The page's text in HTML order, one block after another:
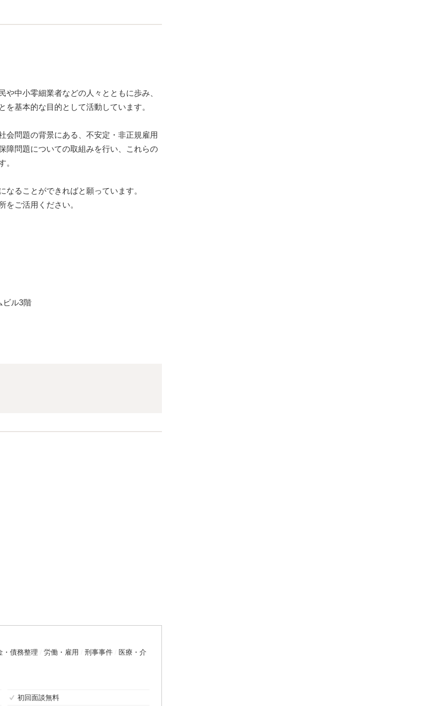
中小零細業者などの人々とともに歩み、
基本的な目的として活動しています。
会問題の背景にある、不安定・非正規雇用
障問題についての取組みを行い、これらの
。
ることができればと願っています。
をご活用ください。
ビル3階
・債務整理 労働・雇用 刑事事件
医療・介
初回面談無料